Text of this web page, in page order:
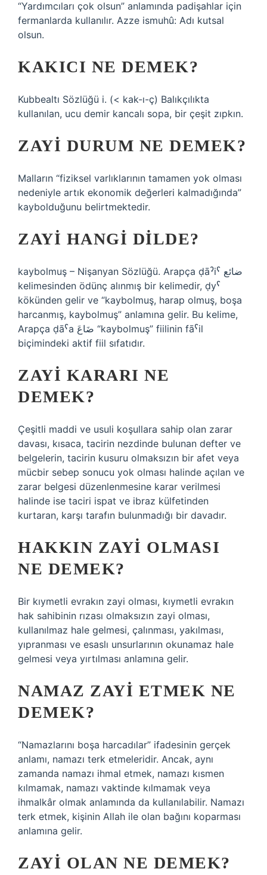
“Yardımcıları çok olsun” anlamında padişahlar için
fermanlarda kullanılır. Azze ismuhû: Adı kutsal
olsun.
KAKICI NE DEMEK?
Kubbealtı Sözlüğü i. (< kak-ı-ç) Balıkçılıkta
kullanılan, ucu demir kancalı sopa, bir çeşit zıpkın.
ZAYI DURUM NE DEMEK?
Malların “fiziksel varlıklarının tamamen yok olması
nedeniyle artık ekonomik değerleri kalmadığında”
kaybolduğunu belirtmektedir.
ZAYI HANGI DILDE?
kaybolmuş – Nişanyan Sözlüğü. Arapça ḍāˀiˁ ضائع
kelimesinden ödünç alınmış bir kelimedir, ḍyˁ
kökünden gelir ve “kaybolmuş, harap olmuş, boşa
harcanmış, kaybolmuş” anlamına gelir. Bu kelime,
Arapça ḍāˁa ضَاعَ “kaybolmuş” fiilinin fāˁil
biçimindeki aktif fiil sıfatıdır.
ZAYI KARARI NE
DEMEK?
Çeşitli maddi ve usuli koşullara sahip olan zarar
davası, kısaca, tacirin nezdinde bulunan defter ve
belgelerin, tacirin kusuru olmaksızın bir afet veya
mücbir sebep sonucu yok olması halinde açılan ve
zarar belgesi düzenlenmesine karar verilmesi
halinde ise taciri ispat ve ibraz külfetinden
kurtaran, karşı tarafın bulunmadığı bir davadır.
HAKKIN ZAYI OLMASI
NE DEMEK?
Bir kıymetli evrakın zayi olması, kıymetli evrakın
hak sahibinin rızası olmaksızın zayi olması,
kullanılmaz hale gelmesi, çalınması, yakılması,
yıpranması ve esaslı unsurlarının okunamaz hale
gelmesi veya yırtılması anlamına gelir.
NAMAZ ZAYI ETMEK NE
DEMEK?
“Namazlarını boşa harcadılar” ifadesinin gerçek
anlamı, namazı terk etmeleridir. Ancak, aynı
zamanda namazı ihmal etmek, namazı kısmen
kılmamak, namazı vaktinde kılmamak veya
ihmalkâr olmak anlamında da kullanılabilir. Namazı
terk etmek, kişinin Allah ile olan bağını koparması
anlamına gelir.
ZAYI OLAN NE DEMEK?